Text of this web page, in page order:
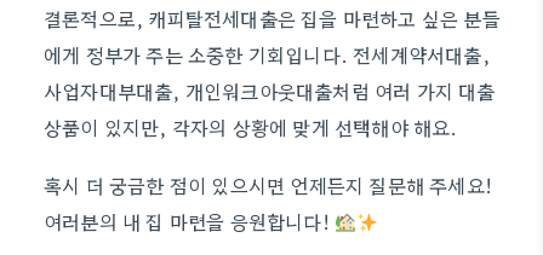
결론적으로, 캐피탈전세대출은 집을 마련하고 싶은 분들
에게 정부가 주는 소중한 기회입니다. 전세계약서대출,
사업자대부대출, 개인워크아웃대출처럼 여러 가지 대출
상품이 있지만, 각자의 상황에 맞게 선택해야 해요.
혹시 더 궁금한 점이 있으시면 언제든지 질문해 주세요!
여러분의 내 집 마련을 응원합니다!